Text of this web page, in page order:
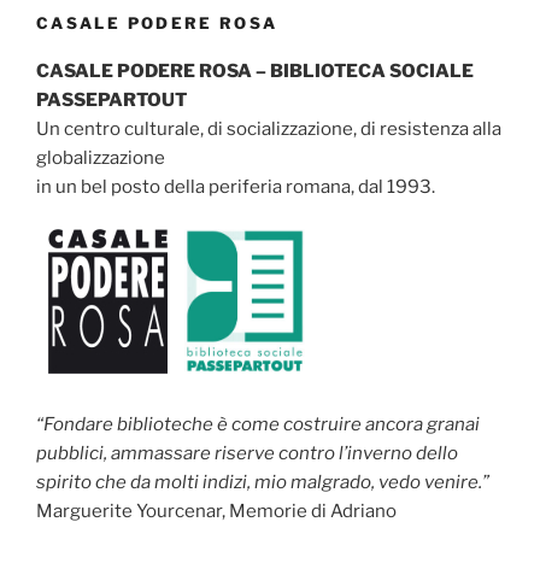
CASALE PODERE ROSA
CASALE PODERE ROSA – BIBLIOTECA SOCIALE
PASSEPARTOUT
Un centro culturale, di socializzazione, di resistenza alla
globalizzazione
in un bel posto della periferia romana, dal 1993.
“Fondare biblioteche è come costruire ancora granai
pubblici, ammassare riserve contro l’inverno dello
spirito che da molti indizi, mio malgrado, vedo venire.”
Marguerite Yourcenar, Memorie di Adriano